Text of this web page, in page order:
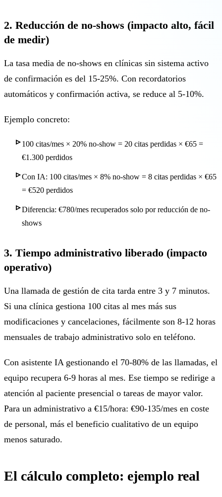
2. Reducción de no-shows (impacto alto, fácil
de medir)
La tasa media de no-shows en clínicas sin sistema activo
de confirmación es del 15-25%. Con recordatorios
automáticos y confirmación activa, se reduce al 5-10%.
Ejemplo concreto:
100 citas/mes × 20% no-show = 20 citas perdidas × €65 =
€1.300 perdidos
Con IA: 100 citas/mes × 8% no-show = 8 citas perdidas × €65
= €520 perdidos
Diferencia: €780/mes recuperados solo por reducción de no-
shows
3. Tiempo administrativo liberado (impacto
operativo)
Una llamada de gestión de cita tarda entre 3 y 7 minutos.
Si una clínica gestiona 100 citas al mes más sus
modificaciones y cancelaciones, fácilmente son 8-12 horas
mensuales de trabajo administrativo solo en teléfono.
Con asistente IA gestionando el 70-80% de las llamadas, el
equipo recupera 6-9 horas al mes. Ese tiempo se redirige a
atención al paciente presencial o tareas de mayor valor.
Para un administrativo a €15/hora: €90-135/mes en coste
de personal, más el beneficio cualitativo de un equipo
menos saturado.
El cálculo completo: ejemplo real